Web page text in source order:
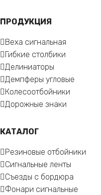
ПРОДУКЦИЯ
Веха сигнальная
Гибкие столбики
Делиниаторы
Демпферы угловые
Колесоотбойники
Дорожные знаки
КАТАЛОГ
Резиновые отбойники
Сигнальные ленты
Съезды с бордюра
Фонари сигнальные